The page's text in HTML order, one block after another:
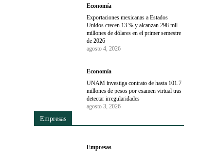
Economía
Exportaciones mexicanas a Estados
Unidos crecen 13 % y alcanzan 298 mil
millones de dólares en el primer semestre
de 2026
agosto 4, 2026
Economía
UNAM investiga contrato de hasta 101.7
millones de pesos por examen virtual tras
detectar irregularidades
agosto 3, 2026
Empresas
Empresas